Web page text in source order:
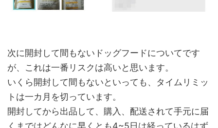
次に開封して間もないドッグフードについてです
が、これは一番リスクは高いと思います。
いくら開封して間もないといっても、タイムリミッ
トは一カ月を切っています。
開封してから出品して、購入、配送されて手元に届
くまではどんなに早くとも4~5日は経っているはず